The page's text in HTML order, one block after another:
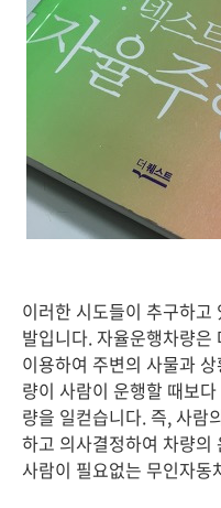
이러한 시도들이 추구하고
발입니다. 자율운행차량
이용하여 주변의 사물과
량이 사람이 운행할 때보
량을 일컫습니다. 즉, 사람
하고 의사결정하여 차량의
사람이 필요없는 무인자동